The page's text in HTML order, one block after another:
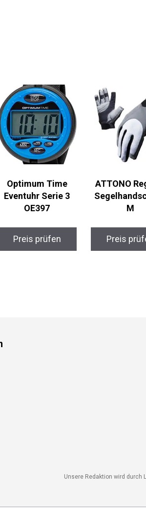
Optimum Time
Eventuhr Serie 3
OE397
Preis prüfen
ATTONO
M
Preis
Unsere Redaktion wird durch